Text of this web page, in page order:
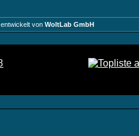
, entwickelt von WoltLab GmbH